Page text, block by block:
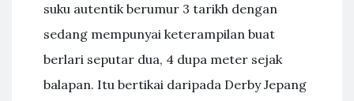
suku autentik berumur 3 tarikh dengan
sedang mempunyai keterampilan buat
berlari seputar dua, 4 dupa meter sejak
balapan. Itu bertikai daripada Derby Jepang